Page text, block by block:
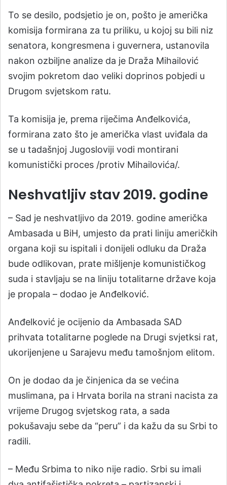
To se desilo, podsjetio je on, pošto je američka
komisija formirana za tu priliku, u kojoj su bili niz
senatora, kongresmena i guvernera, ustanovila
nakon ozbiljne analize da je Draža Mihailović
svojim pokretom dao veliki doprinos pobjedi u
Drugom svjetskom ratu.
Ta komisija je, prema riječima Anđelkovića,
formirana zato što je američka vlast uviđala da
se u tadašnjoj Jugosloviji vodi montirani
komunistički proces /protiv Mihailovića/.
Neshvatljiv stav 2019. godine
– Sad je neshvatljivo da 2019. godine američka
Ambasada u BiH, umjesto da prati liniju američkih
organa koji su ispitali i donijeli odluku da Draža
bude odlikovan, prate mišljenje komunističkog
suda i stavljaju se na liniju totalitarne države koja
je propala – dodao je Anđelković.
Anđelković je ocijenio da Ambasada SAD
prihvata totalitarne poglede na Drugi svjetksi rat,
ukorijenjene u Sarajevu među tamošnjom elitom.
On je dodao da je činjenica da se većina
muslimana, pa i Hrvata borila na strani nacista za
vrijeme Drugog svjetskog rata, a sada
pokušavaju sebe da “peru” i da kažu da su Srbi to
radili.
– Među Srbima to niko nije radio. Srbi su imali